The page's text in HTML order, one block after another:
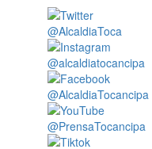
@AlcaldiaToca
@alcaldiatocancipa
@AlcaldiaTocancipa
@PrensaTocancipa